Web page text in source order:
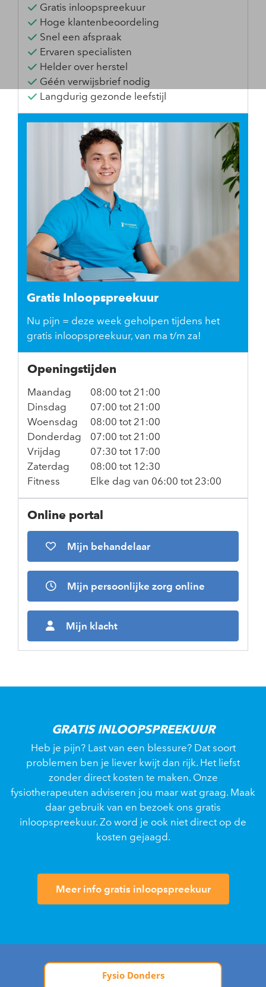
Gratis inloopspreekuur
Hoge klantenbeoordeling
Snel een afspraak
Ervaren specialisten
Helder over herstel
Géén verwijsbrief nodig
Langdurig gezonde leefstijl
Gratis Inloopspreekuur
Nu pijn = deze week geholpen tijdens het
gratis inloopspreekuur, van ma t/m za!
Openingstijden
Maandag
Dinsdag
Woensdag
Donderdag
Vrijdag
Zaterdag
Fitness
08:00 tot 21:00
07:00 tot 21:00
08:00 tot 21:00
07:00 tot 21:00
07:30 tot 17:00
08:00 tot 12:30
Elke dag van 06:00 tot 23:00
Online portal
Mijn behandelaar
Mijn persoonlijke zorg online
Mijn klacht
GRATIS INLOOPSPREEKUUR
Heb je pijn? Last van een blessure? Dat soort
problemen ben je liever kwijt dan rijk. Het liefst
zonder direct kosten te maken. Onze
fysiotherapeuten adviseren jou maar wat graag. Maak
daar gebruik van en bezoek ons gratis
inloopspreekuur. Zo word je ook niet direct op de
kosten gejaagd.
Meer info gratis inloopspreekuur